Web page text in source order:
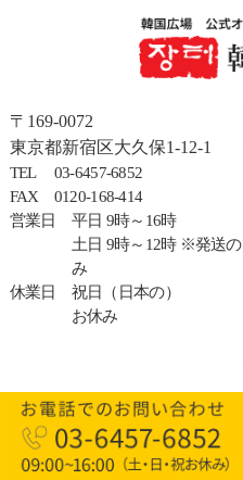
〒169-0072
東京都新宿区大久保1-12-1
TEL
03-6457-6852
FAX
0120-168-414
営業日
平日 9時～16時
土日 9時～12時 ※発送の
み
休業日
祝日（日本の）
お休み